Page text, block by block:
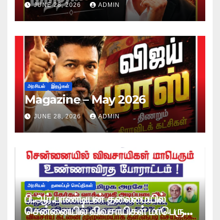
JUNE 28, 2026 ADMIN
அரசியல் இதழ்கள்
Magazine – May 2026
JUNE 28, 2026 ADMIN
அரசியல் தலைப்புச் செய்திகள்
பி.ஆர்.பாண்டியன் தலைமையில்
சென்னையில் விவசாயிகள் மாபெரும்